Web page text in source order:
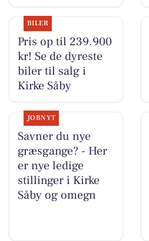
BILER
Pris op til 239.900
kr! Se de dyreste
biler til salg i
Kirke Såby
JOBNYT
Savner du nye
græsgange? - Her
er nye ledige
stillinger i Kirke
Såby og omegn